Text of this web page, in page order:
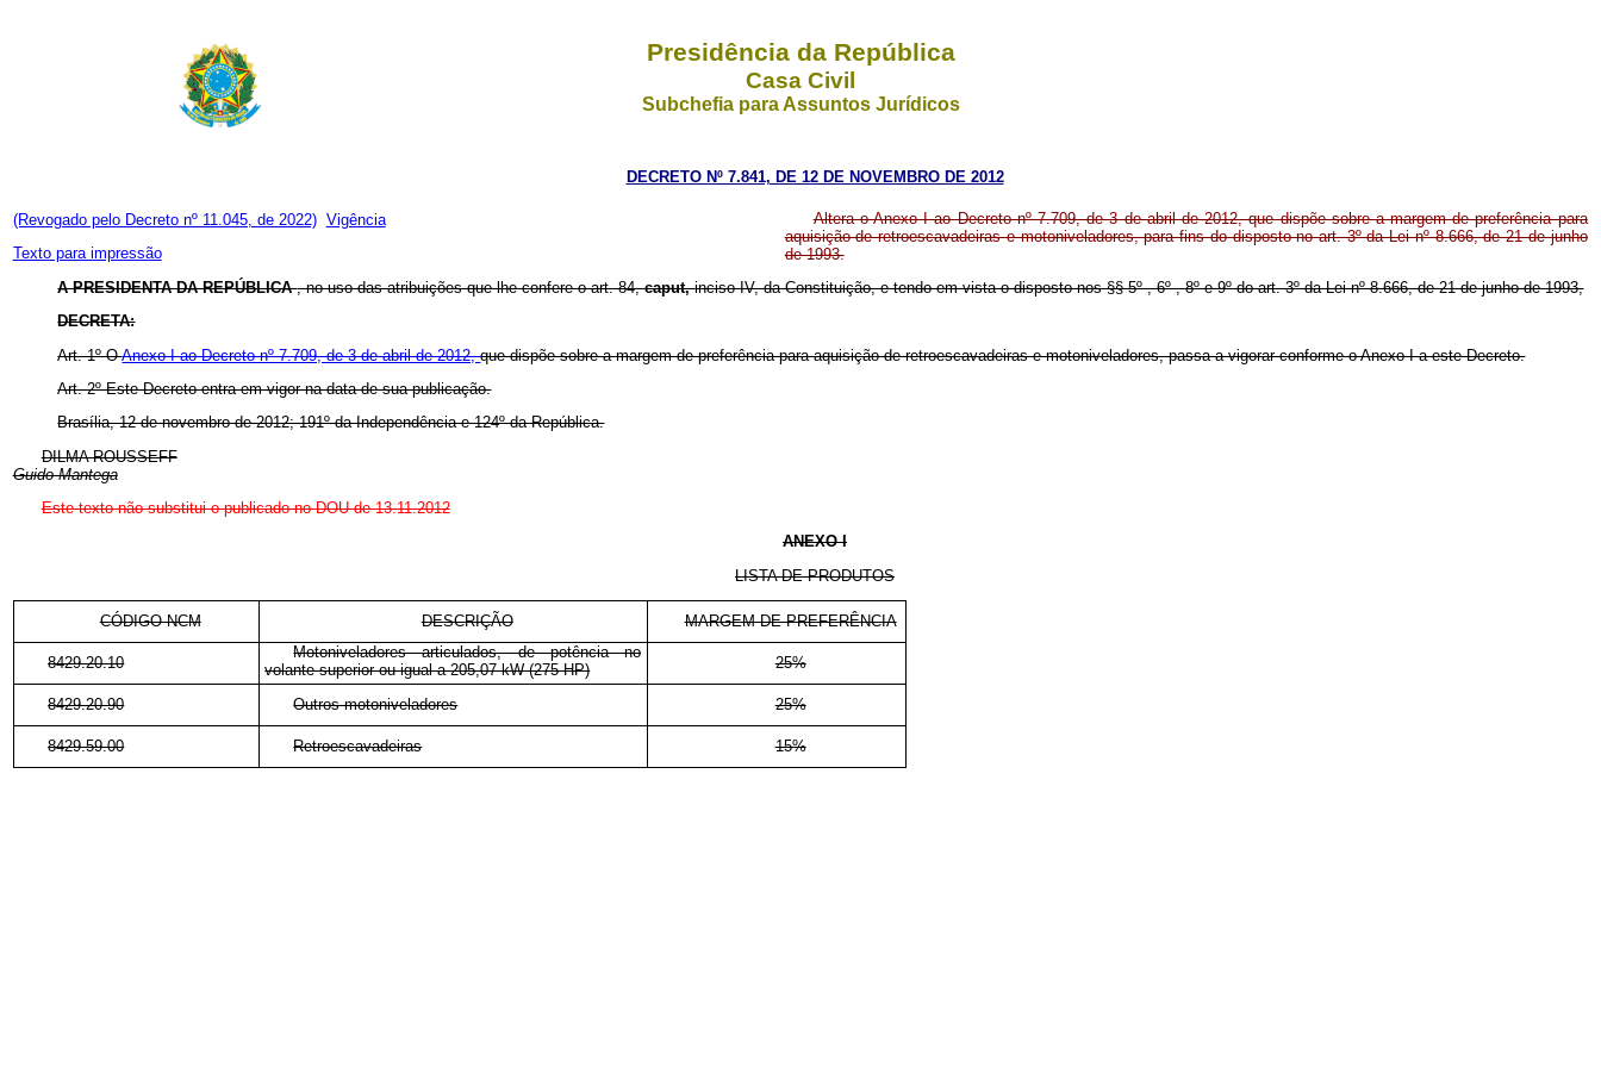
Presidência da República
Casa Civil
Subchefia para Assuntos Jurídicos
DECRETO Nº 7.841, DE 12 DE NOVEMBRO DE 2012
(Revogado pelo Decreto nº 11.045, de 2022) Vigência
Texto para impressão
Altera o Anexo I ao Decreto nº 7.709, de 3 de abril de 2012, que dispõe sobre a margem de preferência para
aquisição de retroescavadeiras e motoniveladores, para fins do disposto no art. 3º da Lei nº 8.666, de 21 de junho
de 1993.
A PRESIDENTA DA REPÚBLICA, no uso das atribuições que lhe confere o art. 84,caput,inciso IV, da Constituição, e tendo em vista o disposto nos §§ 5º , 6º , 8º e 9º do art. 3º da Lei nº 8.666, de 21 de junho de 1993,
DECRETA:
Art. 1º OAnexo I ao Decreto nº 7.709, de 3 de abril de 2012,que dispõe sobre a margem de preferência para aquisição de retroescavadeiras e motoniveladores, passa a vigorar conforme o Anexo I a este Decreto.
Art. 2º Este Decreto entra em vigor na data de sua publicação.
Brasília, 12 de novembro de 2012; 191º da Independência e 124º da República.
DILMA ROUSSEFF
Guido Mantega
Este texto não substitui o publicado no DOU de 13.11.2012
ANEXO I
LISTA DE PRODUTOS
CÓDIGO NCM DESCRIÇÃO MARGEM DE PREFERÊNCIA
8429.20.10
Motoniveladores articulados, de potência no
volante superior ou igual a 205,07 kW (275 HP)
25%
8429.20.90 Outros motoniveladores 25%
8429.59.00 Retroescavadeiras 15%